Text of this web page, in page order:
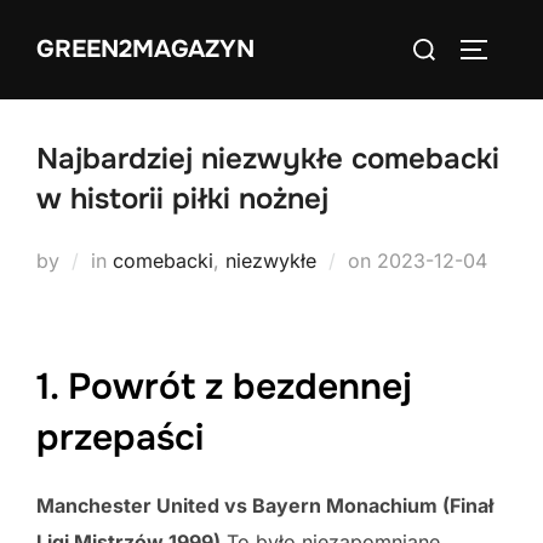
GREEN2MAGAZYN
Search
Najbardziej niezwykłe comebacki
w historii piłki nożnej
by in comebacki, niezwykłe on Posted
2023-12-04
1. Powrót z bezdennej
przepaści
Manchester United vs Bayern Monachium (Finał